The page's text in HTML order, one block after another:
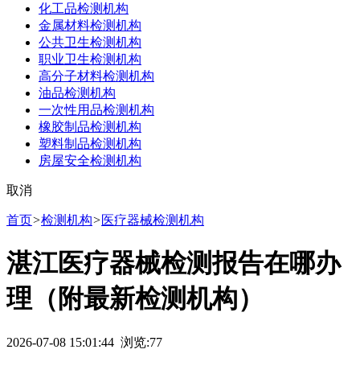
化工品检测机构
金属材料检测机构
公共卫生检测机构
职业卫生检测机构
高分子材料检测机构
油品检测机构
一次性用品检测机构
橡胶制品检测机构
塑料制品检测机构
房屋安全检测机构
取消
首页>检测机构>医疗器械检测机构
湛江医疗器械检测报告在哪办
理（附最新检测机构）
2026-07-08 15:01:44 浏览:77